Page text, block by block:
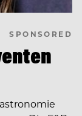
SPONSORED